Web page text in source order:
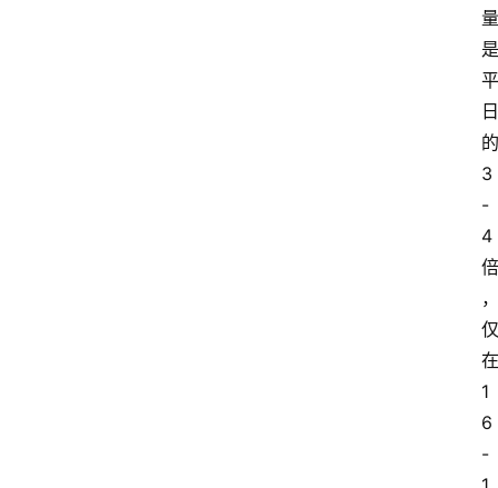
量
是
平
日
的
3
-
4
倍
，
仅
在
1
6
-